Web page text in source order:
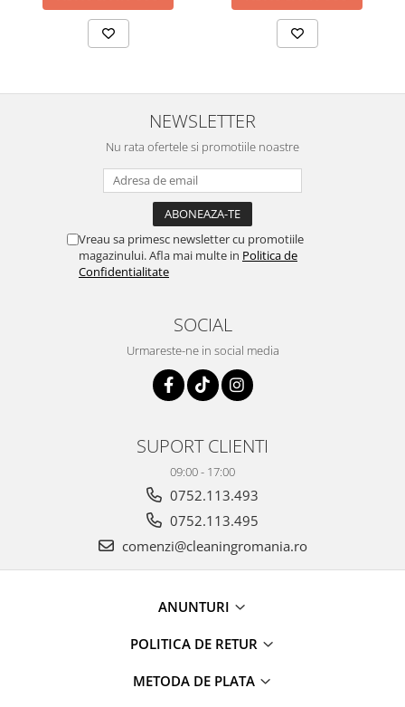
Cosmetice & Ingrijire Personala
Sapun lichid,solid , spuma si sare
Lotiuni ,lapte,creme si uleiuri
pentru fata si corp
Deodorante antiperspirante si deo
Parfumuri si seturi cadouri
Igiena dentara
Cosmetice pentru copii si bebelusi
Machiaj si manichiura
Bureti pentru baie si accesorii
Cosmetice pentru barbati
Vopsea de par
Produse brand DAXI
NEWSLETTER
Nu rata ofertele si promotiile noastre
Vreau sa primesc newsletter cu promotiile
magazinului. Afla mai multe in Politica de
Confidentialitate
SOCIAL
Urmareste-ne in social media
SUPORT CLIENTI
09:00 - 17:00
0752.113.493
0752.113.495
comenzi@cleaningromania.ro
ANUNTURI
POLITICA DE RETUR
METODA DE PLATA